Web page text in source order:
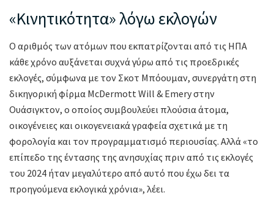
«Κινητικότητα» λόγω εκλογών
Ο αριθμός των ατόμων που εκπατρίζονται από τις ΗΠΑ
κάθε χρόνο αυξάνεται συχνά γύρω από τις προεδρικές
εκλογές, σύμφωνα με τον Σκοτ Μπόουμαν, συνεργάτη στη
δικηγορική φίρμα McDermott Will & Emery στην
Ουάσιγκτον, ο οποίος συμβουλεύει πλούσια άτομα,
οικογένειες και οικογενειακά γραφεία σχετικά με τη
φορολογία και τον προγραμματισμό περιουσίας. Αλλά «το
επίπεδο της έντασης της ανησυχίας πριν από τις εκλογές
του 2024 ήταν μεγαλύτερο από αυτό που έχω δει τα
προηγούμενα εκλογικά χρόνια», λέει.